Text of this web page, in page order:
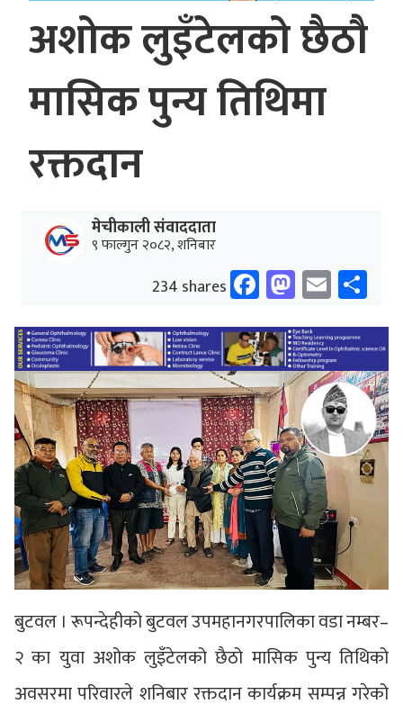
अशोक लुइँटेलको छैठौ
मासिक पुन्य तिथिमा
रक्तदान
मेचीकाली संवाददाता
९ फाल्गुन २०८२, शनिबार
234 shares Facebook
Email
बुटवल । रूपन्देहीको बुटवल उपमहानगरपालिका वडा नम्बर–
२ का युवा अशोक लुइँटेलको छैठो मासिक पुन्य तिथिको
अवसरमा परिवारले शनिबार रक्तदान कार्यक्रम सम्पन्न गरेको